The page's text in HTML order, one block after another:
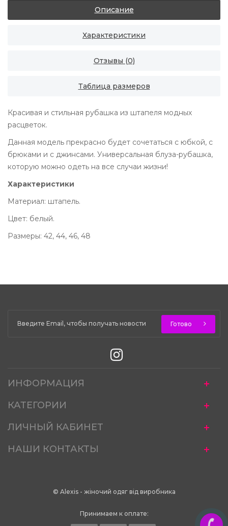
Описание
Характеристики
Отзывы (0)
Таблица размеров
Красивая и стильная рубашка из штапеля модных
расцветок.
Данная модель прекрасно будет сочетаться с юбкой, с
брюками и с джинсами. Универсальная блуза-рубашка,
которую можно одеть на все случаи жизни!
Характеристики
Материал: штапель.
Цвет: белый.
Размеры: 42, 44, 46, 48
Готово
ИНФОРМАЦИЯ
КАТЕГОРИИ
ЛИЧНЫЙ КАБИНЕТ
НАШИ КОНТАКТЫ
© Alexis - жіночий одяг від виробника
Принимаем к оплате: